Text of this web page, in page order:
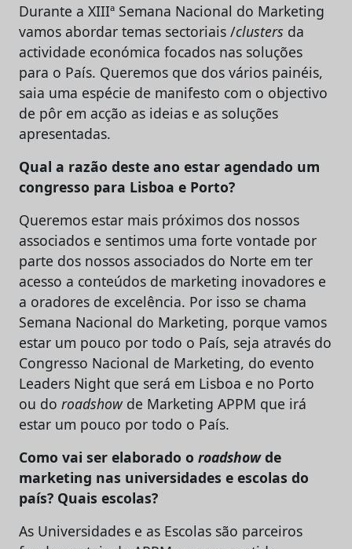
Durante a XIIIª Semana Nacional do Marketing
vamos abordar temas sectoriais /clusters da
actividade económica focados nas soluções
para o País. Queremos que dos vários painéis,
saia uma espécie de manifesto com o objectivo
de pôr em acção as ideias e as soluções
apresentadas.
Qual a razão deste ano estar agendado um
congresso para Lisboa e Porto?
Queremos estar mais próximos dos nossos
associados e sentimos uma forte vontade por
parte dos nossos associados do Norte em ter
acesso a conteúdos de marketing inovadores e
a oradores de excelência. Por isso se chama
Semana Nacional do Marketing, porque vamos
estar um pouco por todo o País, seja através do
Congresso Nacional de Marketing, do evento
Leaders Night que será em Lisboa e no Porto
ou do roadshowde Marketing APPM que irá
estar um pouco por todo o País.
Como vai ser elaborado o roadshowde
marketing nas universidades e escolas do
país? Quais escolas?
As Universidades e as Escolas são parceiros